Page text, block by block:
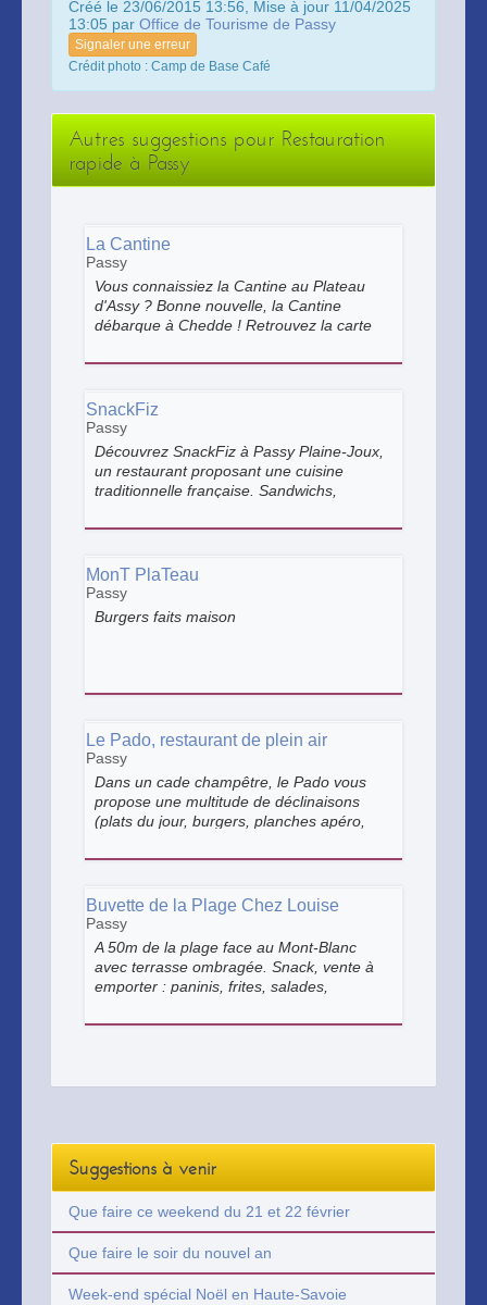
Créé le 23/06/2015 13:56, Mise à jour 11/04/2025
13:05 par Office de Tourisme de Passy
Signaler une erreur
Crédit photo : Camp de Base Café
Autres suggestions pour Restauration
rapide à Passy
La Cantine
Passy
Vous connaissiez la Cantine au Plateau
d'Assy ? Bonne nouvelle, la Cantine
débarque à Chedde ! Retrouvez la carte
du mondes pour secouer vos papilles.
SnackFiz
Passy
Découvrez SnackFiz à Passy Plaine-Joux,
un restaurant proposant une cuisine
traditionnelle française. Sandwichs,
Frites, Salades, Crêpes, Gaufres,
Fraîches, Bières, Café.
MonT PlaTeau
Passy
Burgers faits maison
Le Pado, restaurant de plein air
Passy
Dans un cade champêtre, le Pado vous
propose une multitude de déclinaisons
(plats du jour, burgers, planches apéro,
des produits locaux et/ou bio.
Buvette de la Plage Chez Louise
Passy
A 50m de la plage face au Mont-Blanc
avec terrasse ombragée. Snack, vente à
emporter : paninis, frites, salades,
thème en été.
Suggestions à venir
Que faire ce weekend du 21 et 22 février
Que faire le soir du nouvel an
Week-end spécial Noël en Haute-Savoie